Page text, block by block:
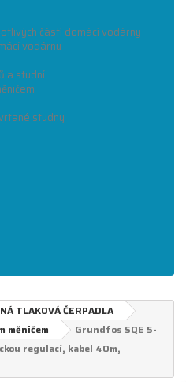
částí domácí vodárny
vodárnu
a studní
studny
TLAKOVÁ ČERPADLA
měničem
Grundfos SQE 5-
regulací, kabel 40m,